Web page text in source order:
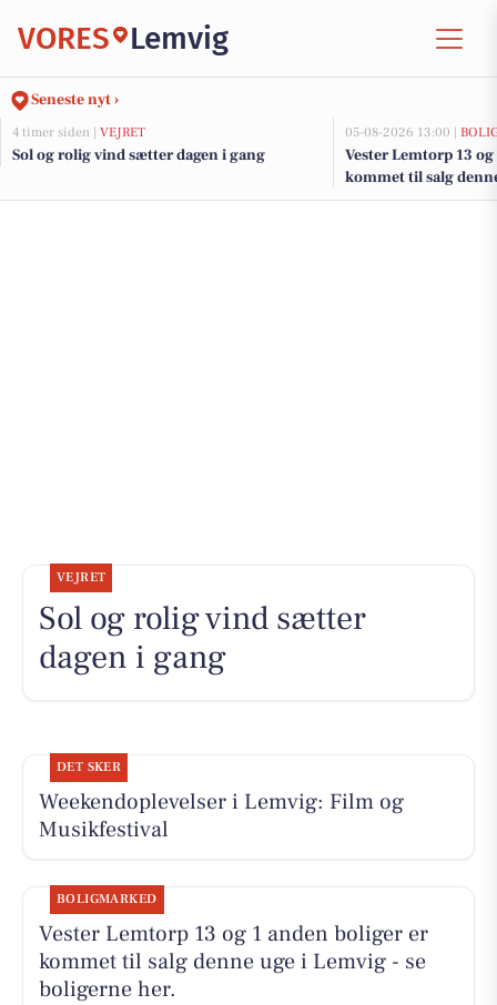
VORES Lemvig
Seneste nyt ›
4 timer siden | VEJRET
Sol og rolig vind sætter dagen i gang
05-08-2026 13:00 |
Vester Lemtorp 13
kommet til salg
boligerne her.
VEJRET
Sol og rolig vind sætter
dagen i gang
DET SKER
Weekendoplevelser i Lemvig: Film og
Musikfestival
BOLIGMARKED
Vester Lemtorp 13 og 1 anden boliger er
kommet til salg denne uge i Lemvig - se
boligerne her.